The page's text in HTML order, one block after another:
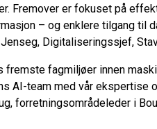
Fremover er fokuset på
– og enklere tilgang til
Digitaliseringssjef,
fremste fagmiljøer innen
AI-team med vår
forretningsområdeleder i